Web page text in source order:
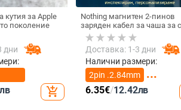
кутия за Apple
поколение
дни
add_shopping_cart
Nothing магнитен 2-пинов
заряден кабел за чаша за
смарт часовник – 60 см,
магнит N52, 7,62 мм
между пиновете
Доставка: 1-3 дни
Налични размери:
2pin .2.84mm
2pin 4.0mm
6.35€/12.42лв